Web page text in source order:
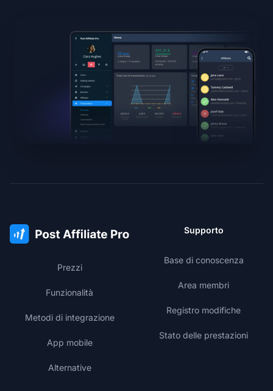
Prezzi
Funzionalità
Metodi di integrazione
App mobile
Alternative
Supporto
Base di conoscenza
Area membri
Registro modifiche
Stato delle prestazioni